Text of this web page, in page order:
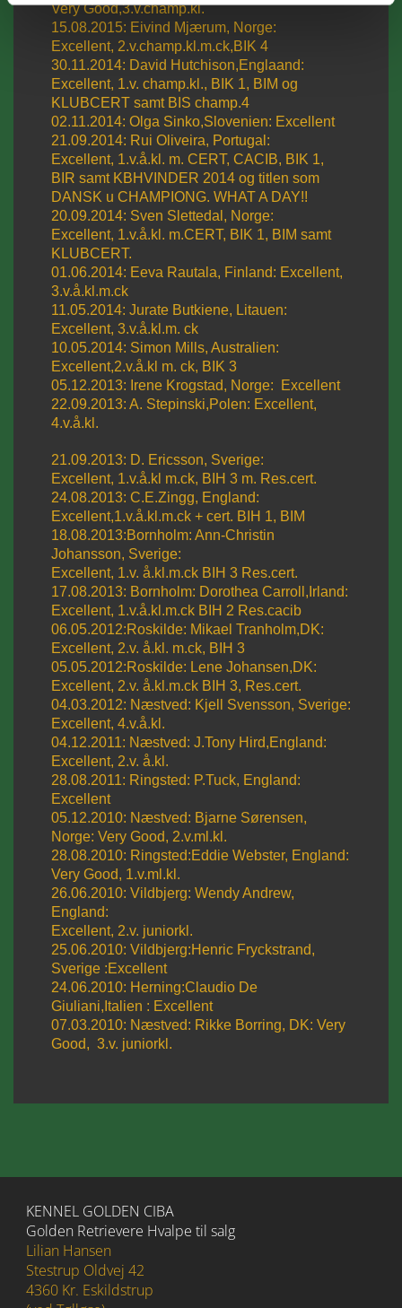
Very Good,3.v.champ.kl.
15.08.2015: Eivind Mjærum, Norge:
Excellent, 2.v.champ.kl.m.ck,BIK 4
30.11.2014: David Hutchison,Englaand:
Excellent, 1.v. champ.kl., BIK 1, BIM og
KLUBCERT samt BIS champ.4
02.11.2014: Olga Sinko,Slovenien: Excellent
21.09.2014: Rui Oliveira, Portugal:
Excellent, 1.v.å.kl. m. CERT, CACIB, BIK 1,
BIR samt KBHVINDER 2014 og titlen som
DANSK u CHAMPIONG. WHAT A DAY!!
20.09.2014: Sven Slettedal, Norge:
Excellent, 1.v.å.kl. m.CERT, BIK 1, BIM samt
KLUBCERT.
01.06.2014: Eeva Rautala, Finland: Excellent,
3.v.å.kl.m.ck
11.05.2014: Jurate Butkiene, Litauen:
Excellent, 3.v.å.kl.m. ck
10.05.2014: Simon Mills, Australien:
Excellent,2.v.å.kl m. ck, BIK 3
05.12.2013: Irene Krogstad, Norge: Excellent
22.09.2013: A. Stepinski,Polen: Excellent,
4.v.å.kl.
21.09.2013: D. Ericsson, Sverige:
Excellent, 1.v.å.kl m.ck, BIH 3 m. Res.cert.
24.08.2013: C.E.Zingg, England:
Excellent,1.v.å.kl.m.ck + cert. BIH 1, BIM
18.08.2013:Bornholm: Ann-Christin
Johansson, Sverige:
Excellent, 1.v. å.kl.m.ck BIH 3 Res.cert.
17.08.2013: Bornholm: Dorothea Carroll,Irland:
Excellent, 1.v.å.kl.m.ck BIH 2 Res.cacib
06.05.2012:Roskilde: Mikael Tranholm,DK:
Excellent, 2.v. å.kl. m.ck, BIH 3
05.05.2012:Roskilde: Lene Johansen,DK:
Excellent, 2.v. å.kl.m.ck BIH 3, Res.cert.
04.03.2012: Næstved: Kjell Svensson, Sverige:
Excellent, 4.v.å.kl.
04.12.2011: Næstved: J.Tony Hird,England:
Excellent, 2.v. å.kl.
28.08.2011: Ringsted: P.Tuck, England:
Excellent
05.12.2010: Næstved: Bjarne Sørensen,
Norge: Very Good, 2.v.ml.kl.
28.08.2010: Ringsted:Eddie Webster, England:
Very Good, 1.v.ml.kl.
26.06.2010: Vildbjerg: Wendy Andrew,
England:
Excellent, 2.v. juniorkl.
25.06.2010: Vildbjerg:Henric Fryckstrand,
Sverige :Excellent
24.06.2010: Herning:Claudio De
Giuliani,Italien : Excellent
07.03.2010: Næstved: Rikke Borring, DK: Very
Good, 3.v. juniorkl.
KENNEL GOLDEN CIBA
Golden Retrievere Hvalpe til salg
Lilian Hansen
Stestrup Oldvej 42
4360 Kr. Eskildstrup